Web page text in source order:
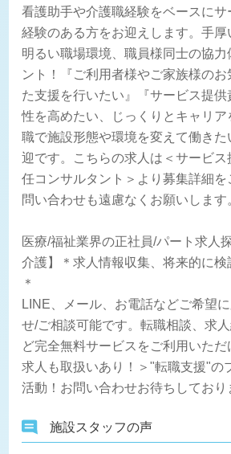
看護助手や介護職経験をベースに
経験のある方をお迎えします。手厚
明るい職場環境、職員様同士の協力
ント！『ご利用者様やご家族様のお
た支援を行いたい』『サービス提供
性を高めたい、じっくりとキャリ
職で施設形態や環境を変えて働きた
迎です。こちらの求人は＜サービス
任コンサルタント＞より募集詳細を
問い合わせも遠慮なくお願いします
医療/福祉業界の正社員/パート求人
介護】＊求人情報収集、将来的に検
＊
LINE、メール、お電話などご希望
せ/ご相談可能です。転職相談、求
ど完全無料サービスをご利用いただ
求人も取扱いあり！＞"転職支援"の
活動！お問い合わせお待ちしており
施設スタッフの声